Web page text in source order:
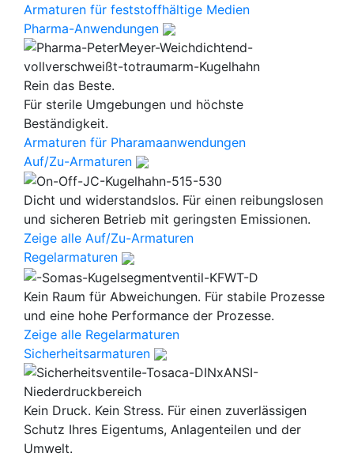
Armaturen für feststoffhältige Medien
Pharma-Anwendungen
Rein das Beste.
Für sterile Umgebungen und höchste
Beständigkeit.
Armaturen für Pharamaanwendungen
Auf/Zu-Armaturen
Dicht und widerstandslos. Für einen reibungslosen
und sicheren Betrieb mit geringsten Emissionen.
Zeige alle Auf/Zu-Armaturen
Regelarmaturen
Kein Raum für Abweichungen. Für stabile Prozesse
und eine hohe Performance der Prozesse.
Zeige alle Regelarmaturen
Sicherheitsarmaturen
Kein Druck. Kein Stress. Für einen zuverlässigen
Schutz Ihres Eigentums, Anlagenteilen und der
Umwelt.